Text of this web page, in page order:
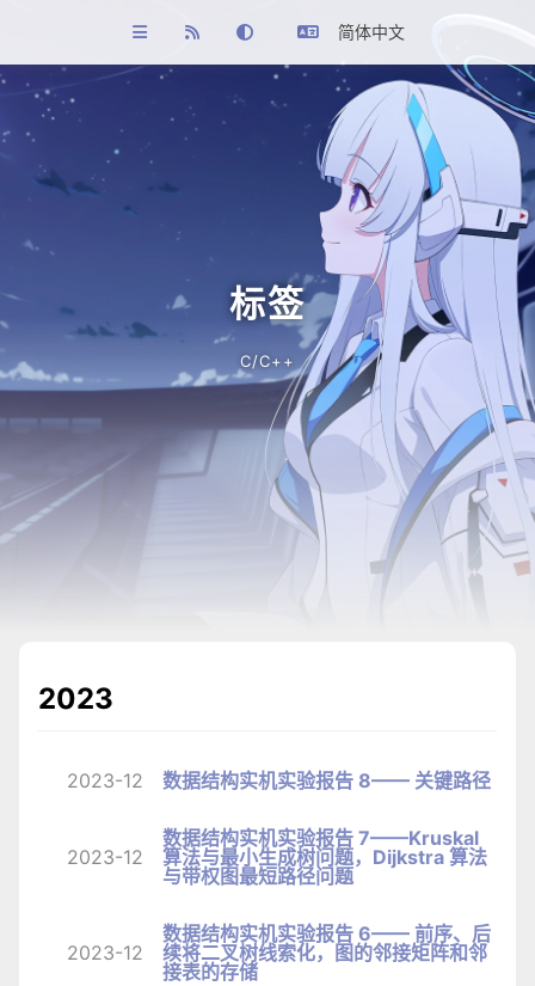
简体中文
标签
C/C++
2023
2023-12 数据结构实机实验报告 8—— 关键路径
2023-12
数据结构实机实验报告 7——Kruskal
算法与最小生成树问题，Dijkstra 算法
与带权图最短路径问题
2023-12
数据结构实机实验报告 6—— 前序、后
续将二叉树线索化，图的邻接矩阵和邻
接表的存储